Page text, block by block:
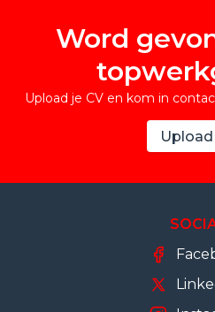
Word
Upload je CV en kom in
Upload